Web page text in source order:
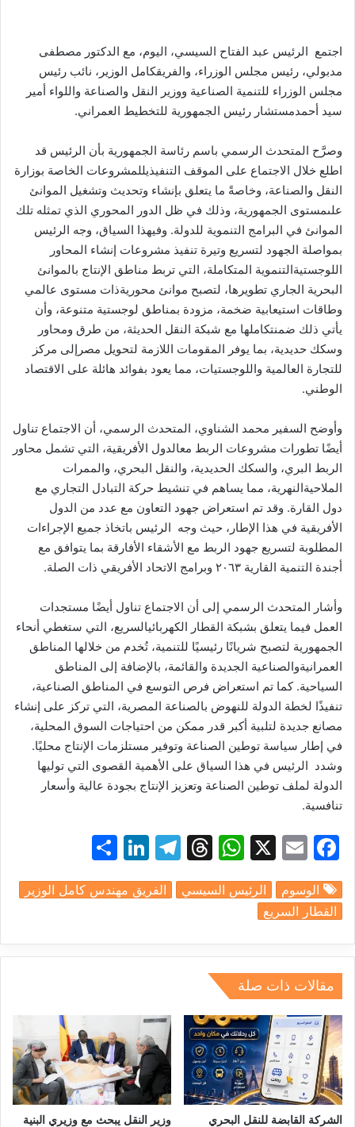
ي
ا
اجتمع الرئيس عبد الفتاح السيسي، اليوم، مع الدكتور مصطفى
مدبولي، رئيس مجلس الوزراء، والفريقكامل الوزير، نائب رئيس
مجلس الوزراء للتنمية الصناعية ووزير النقل والصناعة واللواء أمير
سيد أحمدمستشار رئيس الجمهورية للتخطيط العمراني.
وصرَّح المتحدث الرسمي باسم رئاسة الجمهورية بأن الرئيس قد
اطلع خلال الاجتماع على الموقف التنفيذيللمشروعات الخاصة بوزارة
النقل والصناعة، وخاصةً ما يتعلق بإنشاء وتحديث وتشغيل الموانئ
علىمستوى الجمهورية، وذلك في ظل الدور المحوري الذي تمثله تلك
الموانئ في البرامج التنموية للدولة. وفيهذا السياق، وجه الرئيس
بمواصلة الجهود لتسريع وتيرة تنفيذ مشروعات إنشاء المحاور
اللوجستيةالتنموية المتكاملة، التي تربط مناطق الإنتاج بالموانئ
البحرية الجاري تطويرها، لتصبح موانئ محوريةذات مستوى عالمي
وطاقات استيعابية ضخمة، مزودة بمناطق لوجستية متنوعة، وأن
يأتي ذلك ضمنتكاملها مع شبكة النقل الحديثة، من طرق ومحاور
وسكك حديدية، بما يوفر المقومات اللازمة لتحويل مصر إلى مركز
للتجارة العالمية واللوجستيات، مما يعود بفوائد هائلة على الاقتصاد
الوطني.
وأوضح السفير محمد الشناوي، المتحدث الرسمي، أن الاجتماع تناول
أيضًا تطورات مشروعات الربط معالدول الأفريقية، التي تشمل محاور
الربط البري، والسكك الحديدية، والنقل البحري، والممرات
الملاحيةالنهرية، مما يساهم في تنشيط حركة التبادل التجاري مع
دول القارة. وقد تم استعراض جهود التعاون مع عدد من الدول
الأفريقية في هذا الإطار، حيث وجه الرئيس باتخاذ جميع الإجراءات
المطلوبة لتسريع جهود الربط مع الأشقاء الأفارقة بما يتوافق مع
أجندة التنمية القارية ٢٠٦٣ وبرامج الاتحاد الأفريقي ذات الصلة.
وأشار المتحدث الرسمي إلى أن الاجتماع تناول أيضًا مستجدات
العمل فيما يتعلق بشبكة القطار الكهربائيالسريع، التي ستغطي أنحاء
الجمهورية لتصبح شريانًا رئيسيًا للتنمية، تُخدم من خلالها المناطق
العمرانيةوالصناعية الجديدة والقائمة، بالإضافة إلى المناطق
السياحية.كما تم استعراض فرص التوسع في المناطق الصناعية،
تنفيذًا لخطة الدولة للنهوض بالصناعة المصرية، التي تركز على إنشاء
مصانع جديدة لتلبية أكبر قدر ممكن من احتياجات السوق المحلية،
في إطار سياسة توطين الصناعة وتوفير مستلزمات الإنتاج محليًا.
وشدد الرئيس في هذا السياق على الأهمية القصوى التي توليها
الدولة لملف توطين الصناعة وتعزيز الإنتاج بجودة عالية وأسعار
تنافسية.
F
c
e
b
o
o
k
E
ai
l
X
W
at
A
p
T
e
d
T
e
a
Li
k
dI
ar
الوسوم الرئيس السيسي
الفريق مهندس كامل الوزير
القطار السريع
مقالات ذات صلة
الشركة القابضة للنقل البحري
وزير النقل يبحث مع وزيري البنية